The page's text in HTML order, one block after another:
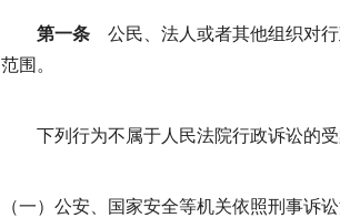
第一条
公民、法人或者其他组织对
范围。
下列行为不属于人民法院行政诉讼的受
（一）公安、国家安全等机关依照刑事诉